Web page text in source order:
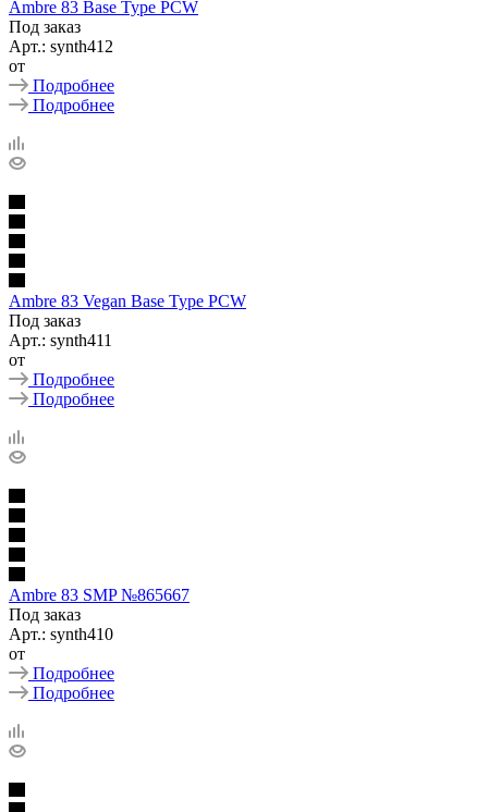
Ambre 83 Base Type PCW
Под заказ
Арт.: synth412
от
Подробнее
Подробнее
Ambre 83 Vegan Base Type PCW
Под заказ
Арт.: synth411
от
Подробнее
Подробнее
Ambre 83 SMP №865667
Под заказ
Арт.: synth410
от
Подробнее
Подробнее